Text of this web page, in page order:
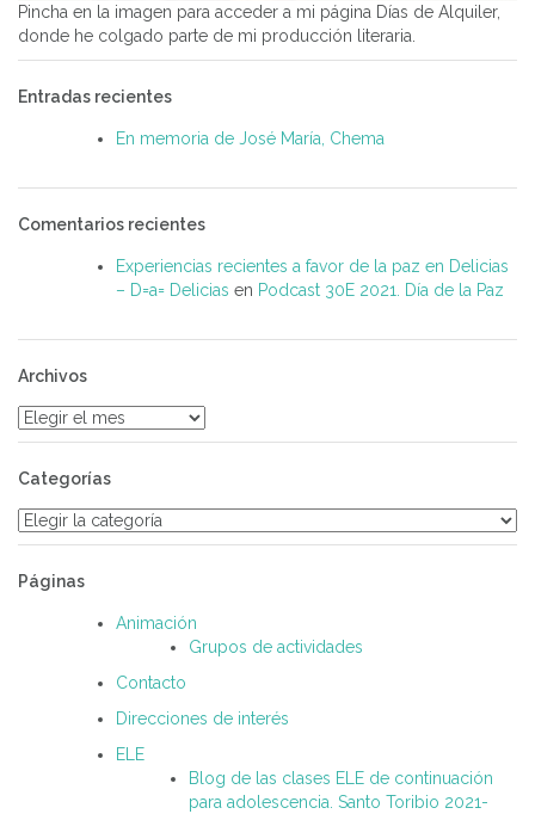
Pincha en la imagen para acceder a mi página Días de Alquiler,
donde he colgado parte de mi producción literaria.
Entradas recientes
En memoria de José María, Chema
Comentarios recientes
Experiencias recientes a favor de la paz en Delicias
– D=a= Delicias en Podcast 30E 2021. Día de la Paz
Archivos
Archivos
Categorías
Categorías
Páginas
Animación
Grupos de actividades
Contacto
Direcciones de interés
ELE
Blog de las clases ELE de continuación
para adolescencia. Santo Toribio 2021-